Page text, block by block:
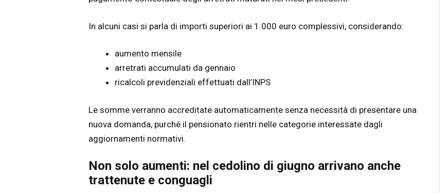
In alcuni casi si parla di importi superiori ai 1.000 euro complessivi, considerando:
aumento mensile
arretrati accumulati da gennaio
ricalcoli previdenziali effettuati dall’INPS
Le somme verranno accreditate automaticamente senza necessità di presentare una
nuova domanda, purché il pensionato rientri nelle categorie interessate dagli
aggiornamenti normativi.
Non solo aumenti: nel cedolino di giugno arrivano anche
trattenute e conguagli